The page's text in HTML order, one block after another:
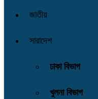
জাতীয়
সারাদেশ
ঢাকা বিভাগ
খুলনা বিভাগ